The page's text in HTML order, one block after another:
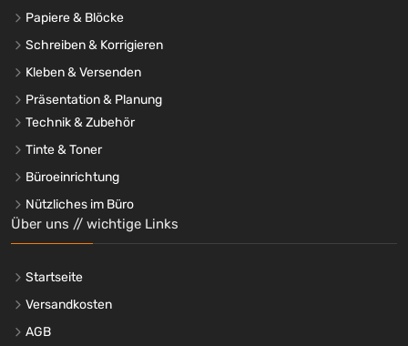
Papiere & Blöcke
Schreiben & Korrigieren
Kleben & Versenden
Präsentation & Planung
Technik & Zubehör
Tinte & Toner
Büroeinrichtung
Nützliches im Büro
Über uns // wichtige Links
Startseite
Versandkosten
AGB